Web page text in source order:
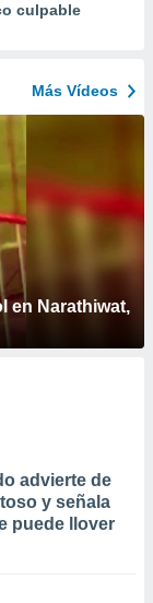
culpable
Más Vídeos
en Narathiwat,
advierte de
y señala
puede llover